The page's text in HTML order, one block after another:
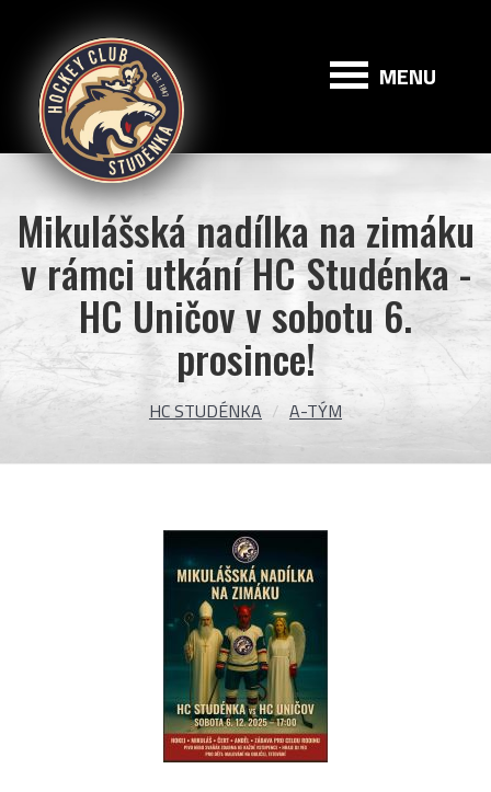
Studénka
MENU
Mikulášská nadílka na zimáku
v rámci utkání HC Studénka -
HC Uničov v sobotu 6.
prosince!
HC STUDÉNKA A-TÝM